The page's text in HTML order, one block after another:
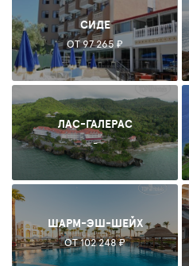
СИДЕ
ОТ 97 265 ₽
ЛАС-ГАЛЕРАС
-
ШАРМ-ЭШ-ШЕЙХ
ОТ 102 248 ₽